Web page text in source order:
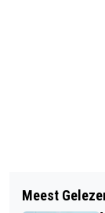
Meest